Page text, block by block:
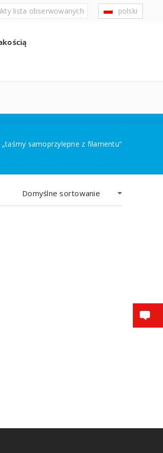
lista obserwowanych polski
samoprzylepne z filamentu”
Domyślne sortowanie